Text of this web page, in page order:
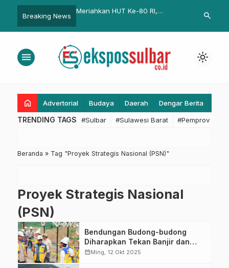
Breaking News
Rekrutmen CPNS
Meriahkan HUT Ke-80 RI,
Pangan Murah di Mamuju
Bapperida
Triwulan III
search
menu light_mode
home Advertorial Budaya Daerah Dengar Berita
TRENDING TAGS #Sulbar #Sulawesi Barat #Pemprov
Beranda » Tag "Proyek Strategis Nasional (PSN)"
Proyek Strategis Nasional
(PSN)
Bendungan Budong-budong
Diharapkan Tekan Banjir dan
Krisis Air di Mateng
calendar_monthMing, 12 Okt 2025